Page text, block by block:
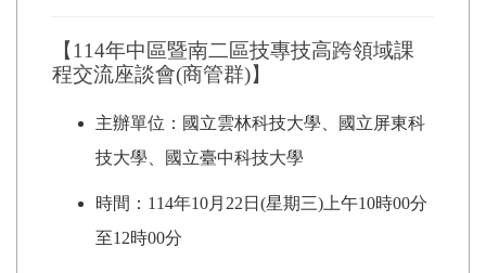
【114年中區暨南二區技專技高跨領域課
程交流座談會(商管群)】
主辦單位：國立雲林科技大學、國立屏東科
技大學、國立臺中科技大學
時間：114年10月22日(星期三)上午10時00分
至12時00分